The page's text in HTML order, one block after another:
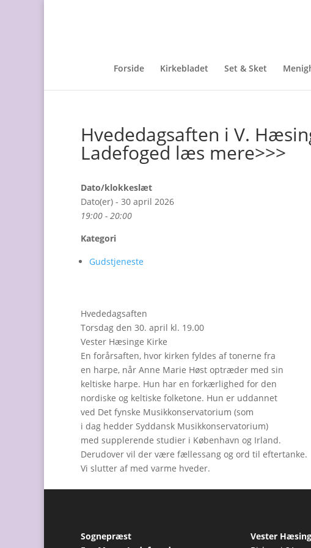
Forside Kirkebladet Set & Sket
Hvededagsaften i V.
Ladefoged læs mere>>>
Dato/klokkeslæt
Dato(er) - 30 april 2026
19:00 - 20:00
Kategori
Gudstjeneste
Hvededagsaften
Torsdag den 30. april kl. 19.00
Vester Hæsinge Kirke
En forårsaften, hvor kirken fyldes af tonerne fra
en harpe, når Anne Marie Høst optræder med sin
keltiske harpe. Hun har en forkærlighed for den
nordiske og keltiske folketone. Hun er uddannet
ved Det fynske Musikkonservatorium (som
i dag hedder Syddansk Musikkonservatorium)
med supplerende studier i København og Irland.
Derudover vil der være fællessang og ord til eftertanke.
Vi slutter af med varme hveder.
Sognepræst
Vester